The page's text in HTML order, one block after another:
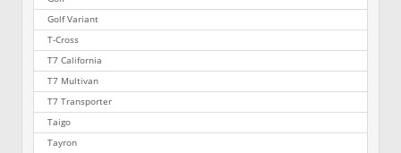
Golf Variant
T-Cross
T7 California
T7 Multivan
T7 Transporter
Taigo
Tayron